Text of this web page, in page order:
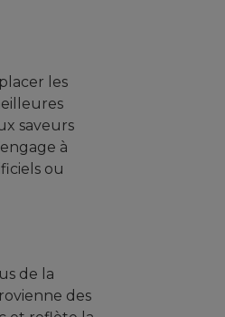
les
saveurs
à
ou
de la
des